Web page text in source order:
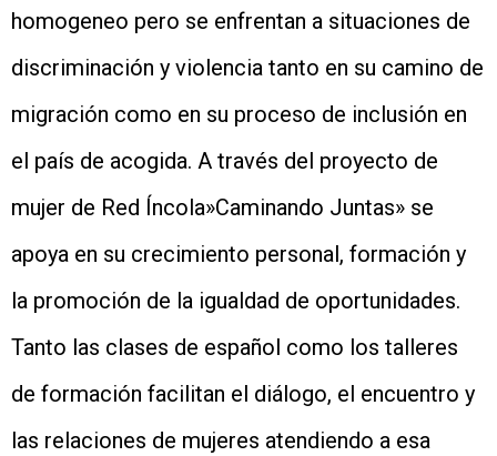
homogeneo pero se enfrentan a situaciones de
discriminación y violencia tanto en su camino de
migración como en su proceso de inclusión en
el país de acogida. A través del proyecto de
mujer de Red Íncola»Caminando Juntas» se
apoya en su crecimiento personal, formación y
la promoción de la igualdad de oportunidades.
Tanto las clases de español como los talleres
de formación facilitan el diálogo, el encuentro y
las relaciones de mujeres atendiendo a esa